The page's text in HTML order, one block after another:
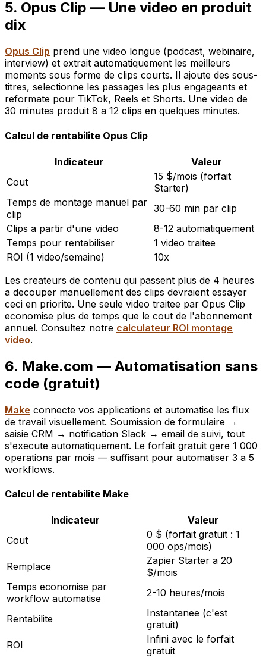
5. Opus Clip — Une video en produit
dix
Opus Clip prend une video longue (podcast, webinaire,
interview) et extrait automatiquement les meilleurs
moments sous forme de clips courts. Il ajoute des sous-
titres, selectionne les passages les plus engageants et
reformate pour TikTok, Reels et Shorts. Une video de
30 minutes produit 8 a 12 clips en quelques minutes.
Calcul de rentabilite Opus Clip
Indicateur
Valeur
Cout
15 $/mois (forfait
Starter)
Temps de montage manuel par
clip
30-60 min par clip
Clips a partir d'une video
8-12 automatiquement
Temps pour rentabiliser
1 video traitee
ROI (1 video/semaine)
10x
Les createurs de contenu qui passent plus de 4 heures
a decouper manuellement des clips devraient essayer
ceci en priorite. Une seule video traitee par Opus Clip
economise plus de temps que le cout de l'abonnement
annuel. Consultez notre calculateur ROI montage
video.
6. Make.com — Automatisation sans
code (gratuit)
Make connecte vos applications et automatise les flux
de travail visuellement. Soumission de formulaire →
saisie CRM → notification Slack → email de suivi, tout
s'execute automatiquement. Le forfait gratuit gere 1 000
operations par mois — suffisant pour automatiser 3 a 5
workflows.
Calcul de rentabilite Make
Indicateur
Valeur
Cout
0 $ (forfait gratuit : 1
000 ops/mois)
Remplace
Zapier Starter a 20
$/mois
Temps economise par
workflow automatise
2-10 heures/mois
Rentabilite
Instantanee (c'est
gratuit)
ROI
Infini avec le forfait
gratuit